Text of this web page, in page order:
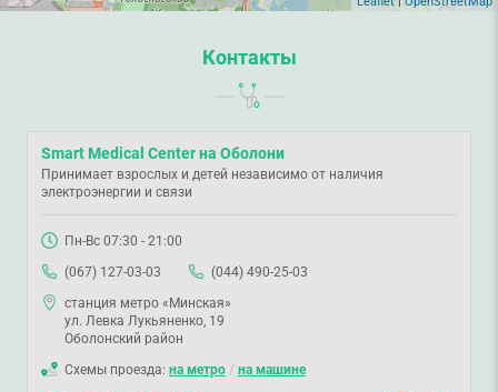
Контакты
Smart Medical Center на Оболони
Принимает взрослых и детей независимо от наличия
электроэнергии и связи
Пн-Вс 07:30 - 21:00
(067) 127-03-03
(044) 490-25-03
станция метро «Минская»
ул. Левка Лукьяненко, 19
Оболонский район
Схемы проезда: на метро / на машине